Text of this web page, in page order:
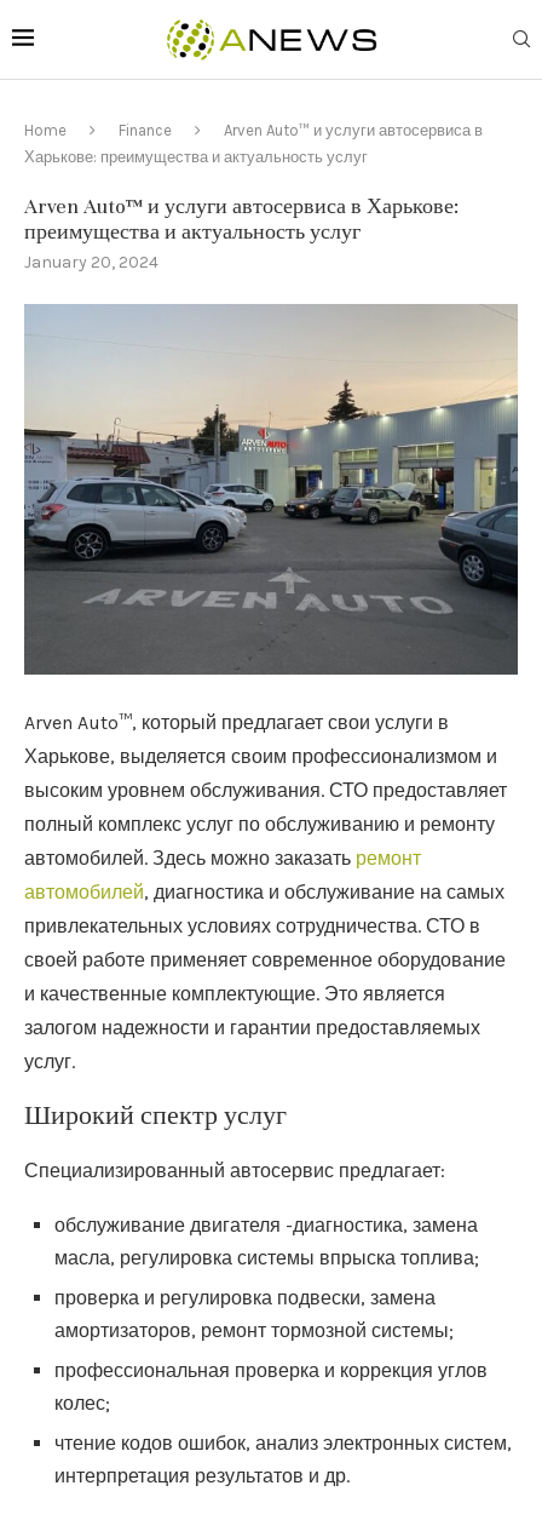
Home Finance
Arven Auto™ и услуги автосервиса в
Харькове: преимущества и актуальность услуг
Arven Auto™ и услуги автосервиса в Харькове:
преимущества и актуальность услуг
January 20, 2024
Arven Auto™, который предлагает свои услуги в
Харькове, выделяется своим профессионализмом и
высоким уровнем обслуживания. СТО предоставляет
полный комплекс услуг по обслуживанию и ремонту
автомобилей. Здесь можно заказать ремонт
автомобилей, диагностика и обслуживание на самых
привлекательных условиях сотрудничества. СТО в
своей работе применяет современное оборудование
и качественные комплектующие. Это является
залогом надежности и гарантии предоставляемых
услуг.
Широкий спектр услуг
Специализированный автосервис предлагает:
обслуживание двигателя -диагностика, замена
масла, регулировка системы впрыска топлива;
проверка и регулировка подвески, замена
амортизаторов, ремонт тормозной системы;
профессиональная проверка и коррекция углов
колес;
чтение кодов ошибок, анализ электронных систем,
интерпретация результатов и др.